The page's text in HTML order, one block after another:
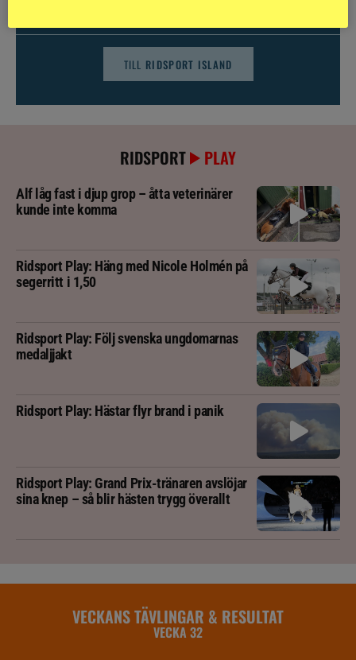
TILL RIDSPORT ISLAND
RIDSPORT PLAY
Alf låg fast i djup grop – åtta veterinärer
kunde inte komma
Ridsport Play: Häng med Nicole Holmén på
segerritt i 1,50
Ridsport Play: Följ svenska ungdomarnas
medaljjakt
Ridsport Play: Hästar flyr brand i panik
Ridsport Play: Grand Prix-tränaren avslöjar
sina knep – så blir hästen trygg överallt
VECKANS TÄVLINGAR & RESULTAT
VECKA 32